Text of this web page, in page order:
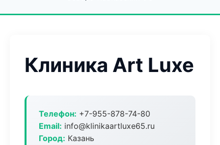
Клиника Art Luxe
Телефон: +7-955-878-74-80
Email: info@klinikaartluxe65.ru
Город: Казань